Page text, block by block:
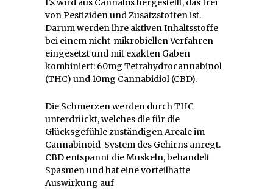
Es wird aus Cannabis hergestellt, das frei
von Pestiziden und Zusatzstoffen ist.
Darum werden ihre aktiven Inhaltsstoffe
bei einem nicht-mikrobiellen Verfahren
eingesetzt und mit exakten Gaben
kombiniert: 60mg Tetrahydrocannabinol
(THC) und 10mg Cannabidiol (CBD).
Die Schmerzen werden durch THC
unterdrückt, welches die für die
Glücksgefühle zuständigen Areale im
Cannabinoid-System des Gehirns anregt.
CBD entspannt die Muskeln, behandelt
Spasmen und hat eine vorteilhafte
Auswirkung auf